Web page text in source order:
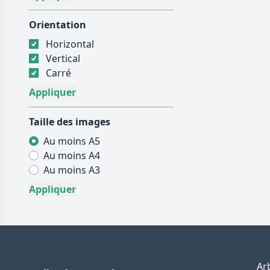
Orientation
Horizontal
Vertical
Carré
Taille des images
Au moins A5
Au moins A4
Au moins A3